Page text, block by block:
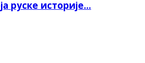
руске историје...